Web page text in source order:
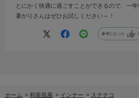
とにかく快適に過ごすことができるので、一年
暑がりさんはぜひお試しください～！
参考になった 5
ホーム > 和装肌着 > インナー > ステテコ